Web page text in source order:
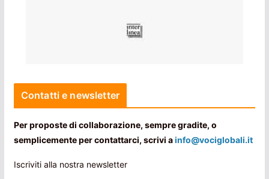
Contatti e newsletter
Per proposte di collaborazione, sempre gradite, o
semplicemente per contattarci, scrivi ainfo@vociglobali.it
Iscriviti alla nostra newsletter